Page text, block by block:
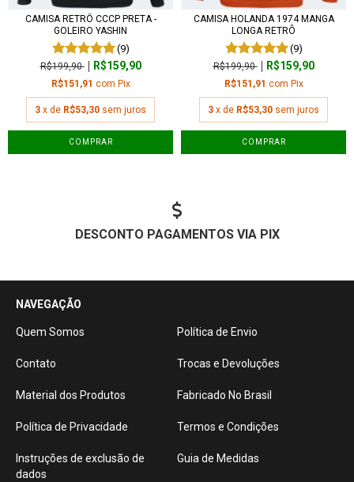
CAMISA RETRÔ CCCP PRETA -
GOLEIRO YASHIN
(9)
R$199,90 R$159,90
R$151,91 com Pix
3 x de R$53,30 sem juros
COMPRAR
CAMISA HOLANDA 1974 MANGA
LONGA RETRÔ
(9)
R$199,90 R$159,90
R$151,91 com Pix
3 x de R$53,30 sem juros
COMPRAR
DESCONTO PAGAMENTOS VIA PIX
NAVEGAÇÃO
Quem Somos Política de Envio
Contato Trocas e Devoluções
Material dos Produtos Fabricado No Brasil
Política de Privacidade Termos e Condições
Instruções de exclusão de
dados
Guia de Medidas